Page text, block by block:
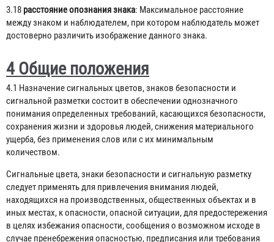
3.18 расстояние опознания знака: Максимальное расстояние
между знаком и наблюдателем, при котором наблюдатель может
достоверно различить изображение данного знака.
4 Общие положения
4.1 Назначение сигнальных цветов, знаков безопасности и
сигнальной разметки состоит в обеспечении однозначного
понимания определенных требований, касающихся безопасности,
сохранения жизни и здоровья людей, снижения материального
ущерба, без применения слов или с их минимальным
количеством.
Сигнальные цвета, знаки безопасности и сигнальную разметку
следует применять для привлечения внимания людей,
находящихся на производственных, общественных объектах и в
иных местах, к опасности, опасной ситуации, для предостережения
в целях избежания опасности, сообщения о возможном исходе в
случае пренебрежения опасностью, предписания или требования